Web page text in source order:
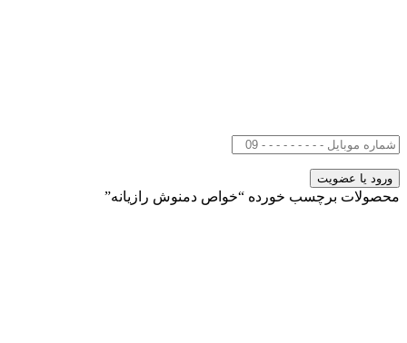
محصولات برچسب خورده “خواص دمنوش رازیانه”